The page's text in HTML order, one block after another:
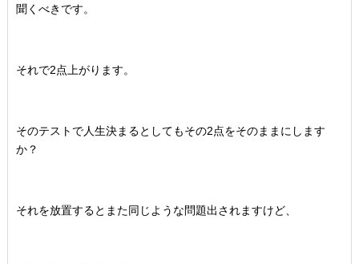
聞くべきです。
それで2点上がります。
そのテストで人生決まるとしてもその2点をそのままにします
か？
それを放置するとまた同じような問題出されますけど、